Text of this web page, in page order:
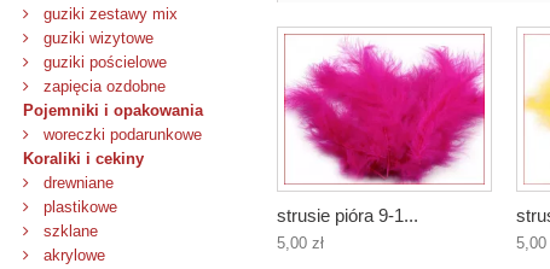
guziki zestawy mix
guziki wizytowe
guziki pościelowe
zapięcia ozdobne
Pojemniki i opakowania
woreczki podarunkowe
Koraliki i cekiny
drewniane
plastikowe
szklane
akrylowe
strusie pióra 9-1...
5,00 zł 5,00